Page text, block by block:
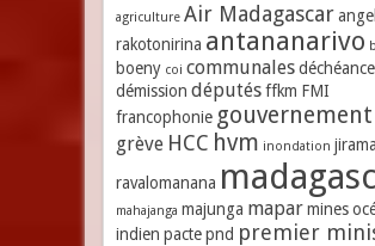
agriculture Air Madagascar
rakotonirina antananarivo
boeny coi communales déchéance
démission députés ffkm FMI
francophonie gouvernement
grève HCC hvm inondation jirama
ravalomanana
mahajanga majunga mapar mines
indien pacte pnd premier